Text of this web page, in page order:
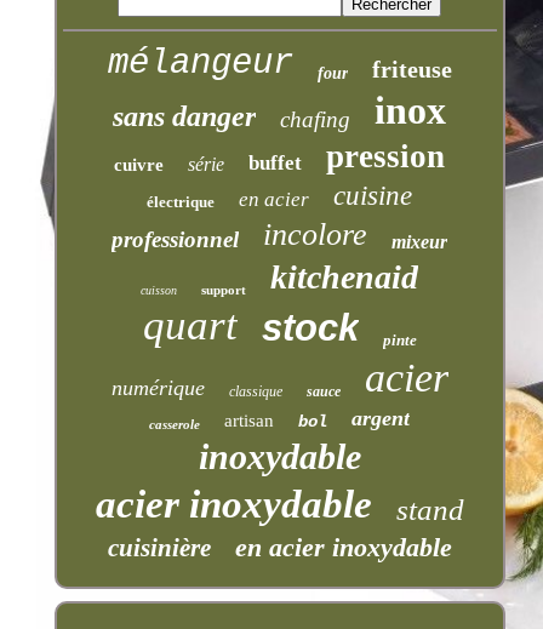
mélangeur four friteuse
sans danger chafing inox
cuivre série buffet pression
électrique en acier cuisine
professionnel incolore mixeur
cuisson support kitchenaid
quart stock pinte
numérique classique sauce acier
casserole artisan bol argent
inoxydable
acier inoxydable stand
cuisinière en acier inoxydable